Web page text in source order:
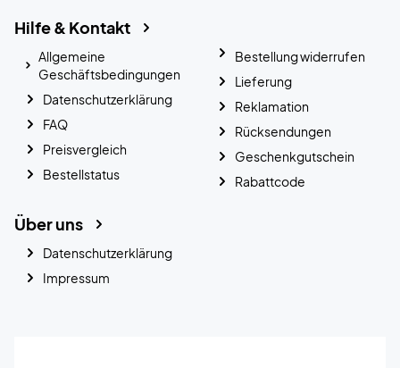
Hilfe & Kontakt
Allgemeine
Geschäftsbedingungen
Datenschutzerklärung
FAQ
Preisvergleich
Bestellstatus
Bestellung widerrufen
Lieferung
Reklamation
Rücksendungen
Geschenkgutschein
Rabattcode
Über uns
Datenschutzerklärung
Impressum